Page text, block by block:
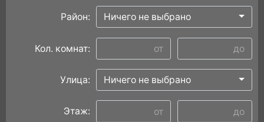
Район: Ничего не выбрано
Кол. комнат:
Улица: Ничего не выбрано
Этаж: